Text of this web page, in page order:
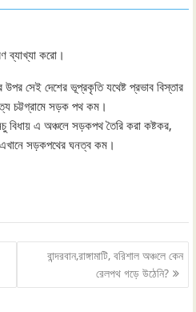
ব্যাখ্যা করো।
সেই দেশের ভূপ্রকৃতি যথেষ্ট প্রভাব বিস্তার
চট্টগ্রামে সড়ক পথ কম।
বিধায় এ অঞ্চলে সড়কপথ তৈরি করা কষ্টকর,
সড়কপথের ঘনত্ব কম।
বান্দরবান,রাঙ্গামাটি, বরিশাল অঞ্চলে কেন
রেলপথ গড়ে উঠেনি?